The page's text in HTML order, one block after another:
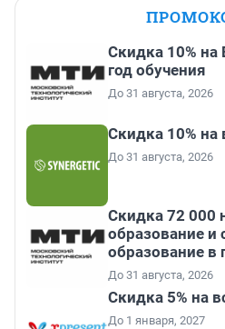
Скидка 10%
год обучения
До 31 августа, 2026
Скидка 10% на
До 31 августа, 2026
Скидка 72 000
образование и
образование в
До 31 августа, 2026
Скидка 5% на
До 1 января, 2027